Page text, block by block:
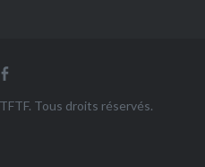
Tous droits réservés.